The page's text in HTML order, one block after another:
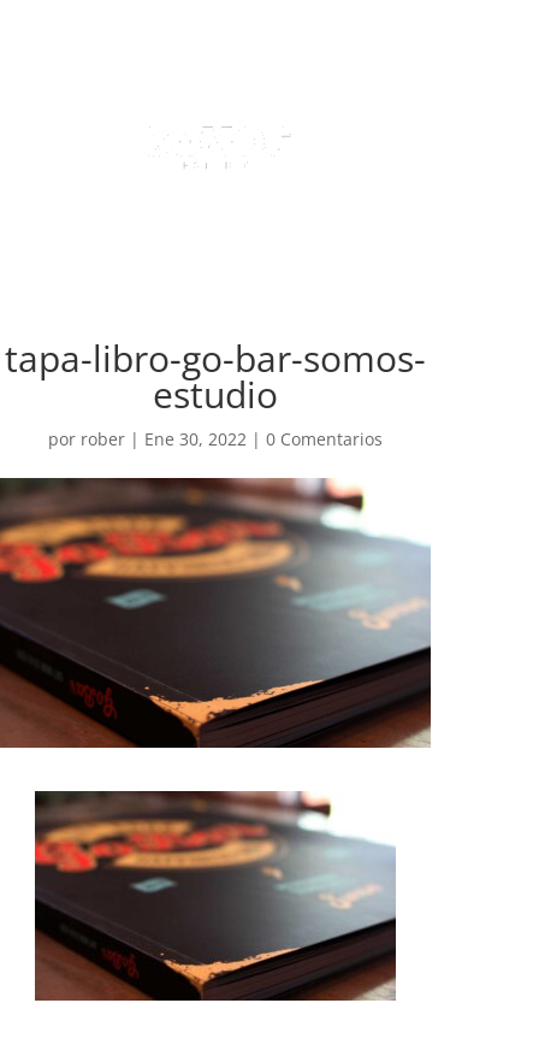
tapa-libro-go-bar-somos-
estudio
por rober | Ene 30, 2022 |0 Comentarios